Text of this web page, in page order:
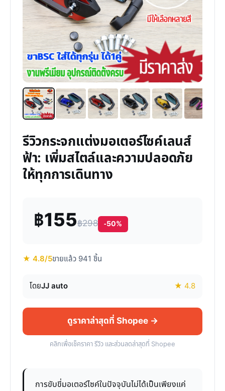
รีวิวกระจกแต่งมอเตอร์ไซค์เลนส์
ฟ้า: เพิ่มสไตล์และความปลอดภัย
ให้ทุกการเดินทาง
฿155฿298 -50%
★ 4.8/5ขายแล้ว 941 ชิ้น
โดยJJ auto ★ 4.8
ดูราคาล่าสุดที่ Shopee →
คลิกเพื่อเช็คราคา รีวิว และส่วนลดล่าสุดที่ Shopee
การขับขี่มอเตอร์ไซค์ในปัจจุบันไม่ได้เป็นเพียงแค่